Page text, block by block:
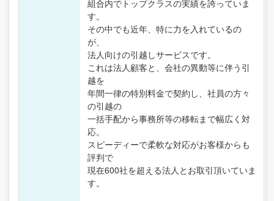
組合内でトップクラスの実績を誇っていま
す。
その中でも近年、特に力を入れているの
が、
法人向けの引越しサービスです。
これは法人顧客と、会社の異動等に伴う引
越を
年間一律の特別料金で契約し、社員の方々
の引越の
一括手配から事務所等の移転まで幅広く対
応。
スピーディーで柔軟な対応がお客様からも
評判で
現在600社を超える法人とお取引頂いていま
す。